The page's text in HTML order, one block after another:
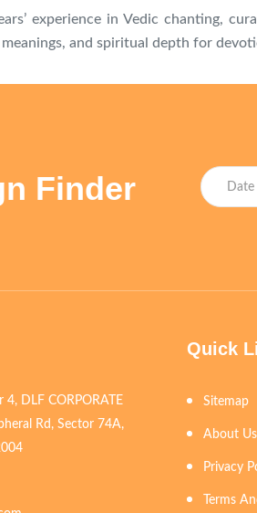
experience in Vedic chanting,
and spiritual depth for
Finder Date
DLF CORPORATE
Rd, Sector 74A,
Quick
Sitemap
About Us
Privacy
Terms